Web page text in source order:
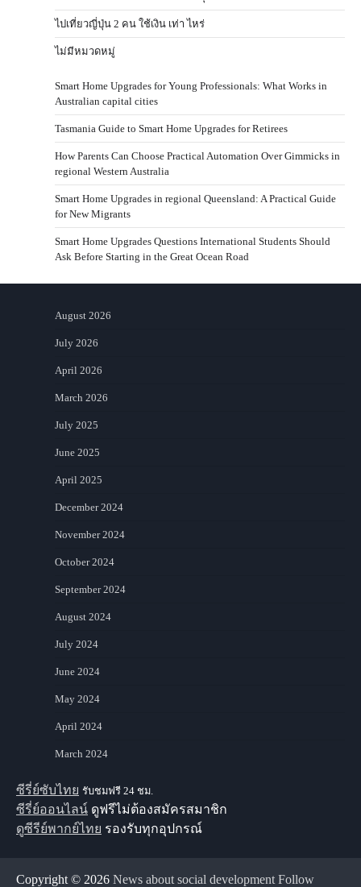
ไปเที่ยวญี่ปุ่น 2 คน ใช้เงิน เท่า ไหร่
ไม่มีหมวดหมู่
Smart Home Upgrades for Young Professionals: What Works in
Australian capital cities
Tasmania Guide to Smart Home Upgrades for Retirees
How Parents Can Choose Practical Automation Over Gimmicks in
regional Western Australia
Smart Home Upgrades in regional Queensland: A Practical Guide
for New Migrants
Smart Home Upgrades Questions International Students Should
Ask Before Starting in the Great Ocean Road
August 2026
July 2026
April 2026
March 2026
July 2025
June 2025
April 2025
December 2024
November 2024
October 2024
September 2024
August 2024
July 2024
June 2024
May 2024
April 2024
March 2024
ซีรี่ย์ซับไทย รับชมฟรี 24 ชม.
ซีรี่ย์ออนไลน์ ดูฟรีไม่ต้องสมัครสมาชิก
ดูซีรีย์พากย์ไทย รองรับทุกอุปกรณ์
Copyright © 2026 News about social development Follow